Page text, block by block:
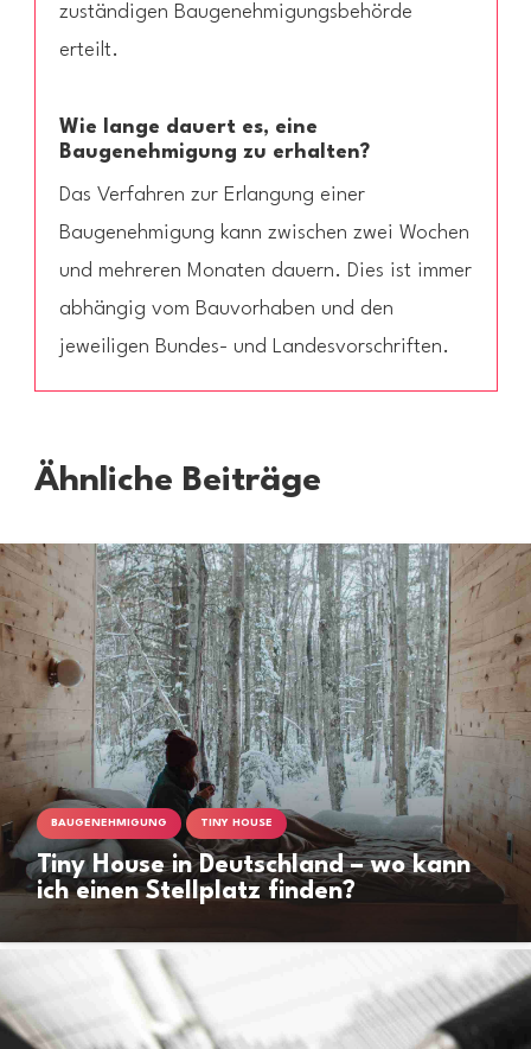
zuständigen Baugenehmigungsbehörde
erteilt.
Wie lange dauert es, eine
Baugenehmigung zu erhalten?
Das Verfahren zur Erlangung einer
Baugenehmigung kann zwischen zwei Wochen
und mehreren Monaten dauern. Dies ist immer
abhängig vom Bauvorhaben und den
jeweiligen Bundes- und Landesvorschriften.
Ähnliche Beiträge
BAUGENEHMIGUNG TINY HOUSE
Tiny House in Deutschland – wo kann
ich einen Stellplatz finden?